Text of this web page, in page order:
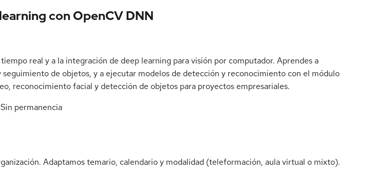
con OpenCV DNN
real y a la integración de deep learning para visión por computador. Aprendes a
de objetos, y a ejecutar modelos de detección y reconocimiento con el módulo
reconocimiento facial y detección de objetos para proyectos empresariales.
Sin permanencia
Adaptamos temario, calendario y modalidad (teleformación, aula virtual o mixto).